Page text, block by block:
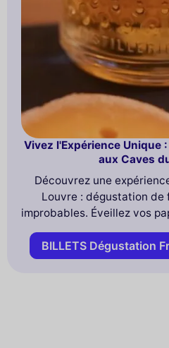
Vivez l'Expérience Unique
aux Caves
Découvrez une
Louvre : dégustation
improbables. Éveillez vos
BILLETS Dégustation